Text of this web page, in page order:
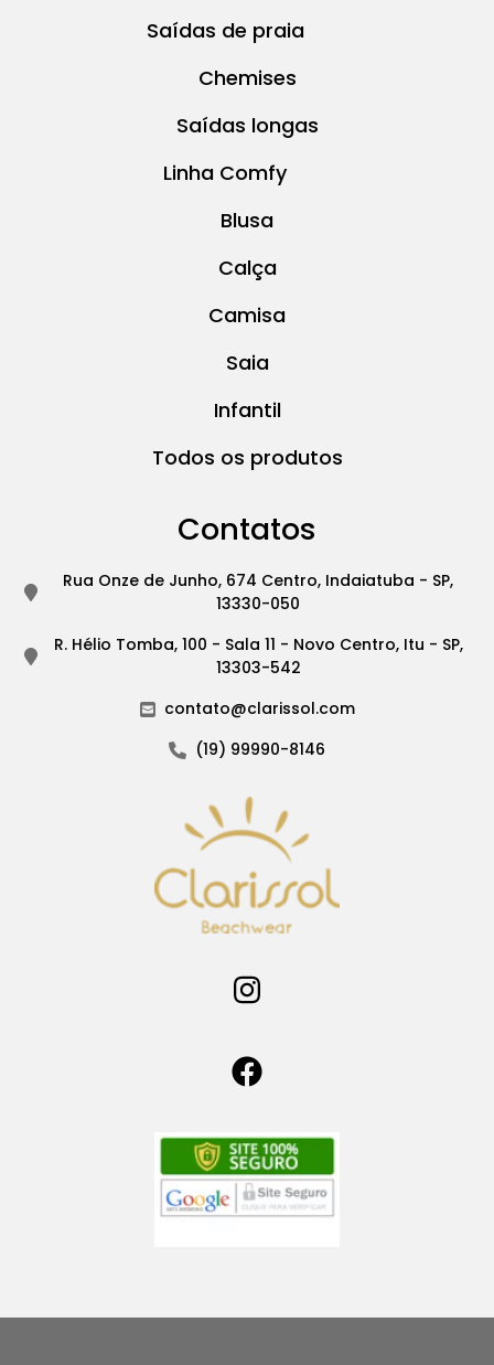
Saídas de praia
Chemises
Saídas longas
Linha Comfy
Blusa
Calça
Camisa
Saia
Infantil
Todos os produtos
Contatos
Rua Onze de Junho, 674 Centro, Indaiatuba - SP,
13330-050
R. Hélio Tomba, 100 - Sala 11 - Novo Centro, Itu - SP,
13303-542
contato@clarissol.com
(19) 99990-8146